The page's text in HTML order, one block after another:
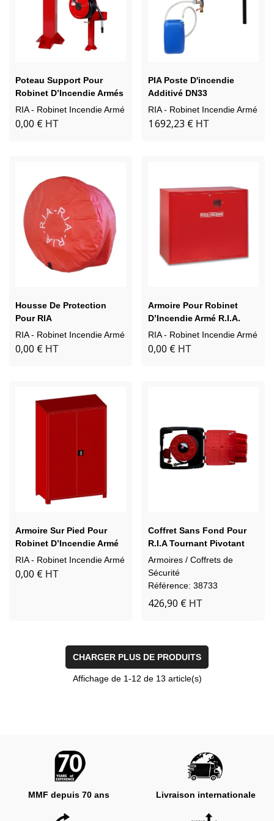
Poteau Support Pour
Robinet D’Incendie Armés
RIA
RIA - Robinet Incendie Armé
0,00 € HT
PIA Poste D'incendie
Additivé DN33
RIA - Robinet Incendie Armé
1 692,23 € HT
Housse De Protection
Pour RIA
RIA - Robinet Incendie Armé
0,00 € HT
Armoire Pour Robinet
D’Incendie Armé R.I.A.
RIA - Robinet Incendie Armé
0,00 € HT
Armoire Sur Pied Pour
Robinet D’Incendie Armé
R.I.A.
RIA - Robinet Incendie Armé
0,00 € HT
Coffret Sans Fond Pour
R.I.A Tournant Pivotant
Armoires / Coffrets de
Sécurité
Référence: 38733
426,90 € HT
CHARGER PLUS DE PRODUITS
Affichage de 1-12 de 13 article(s)
MMF depuis 70 ans Livraison internationale